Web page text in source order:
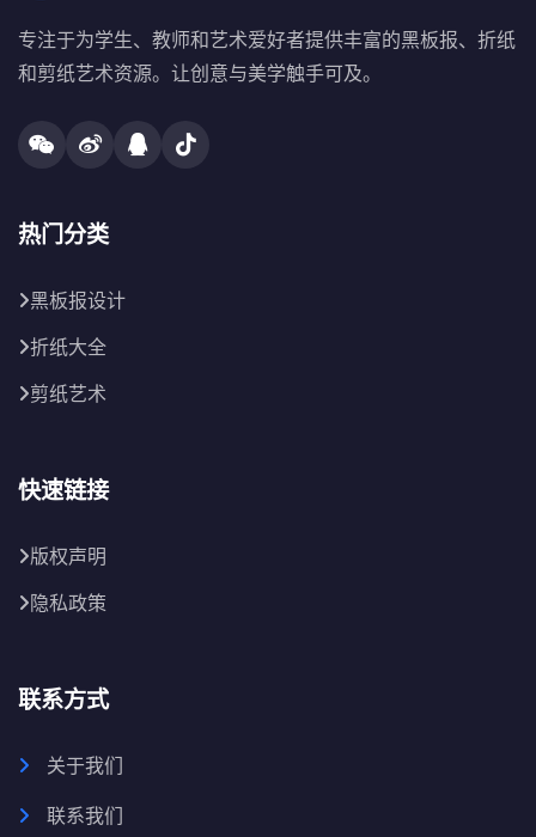
专注于为学生、教师和艺术爱好者提供丰富的黑板报、折纸
和剪纸艺术资源。让创意与美学触手可及。
热门分类
黑板报设计
折纸大全
剪纸艺术
快速链接
版权声明
隐私政策
联系方式
关于我们
联系我们